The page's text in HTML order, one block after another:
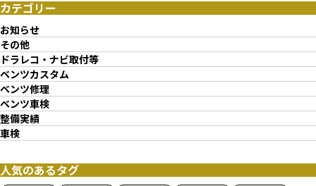
カテゴリー
お知らせ
その他
ドラレコ・ナビ取付等
ベンツカスタム
ベンツ修理
ベンツ車検
整備実績
車検
人気のあるタグ